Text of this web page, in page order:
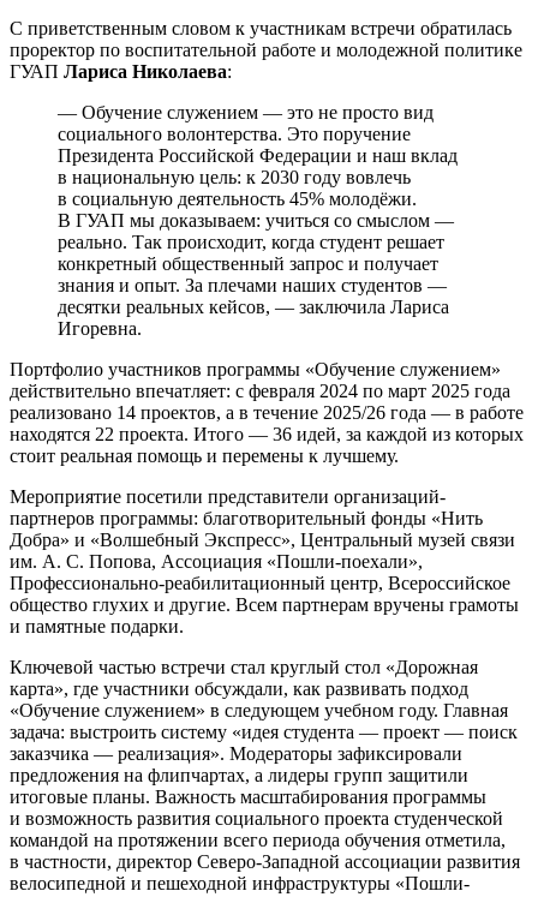
С приветственным словом к участникам встречи обратилась
проректор по воспитательной работе и молодежной политике
ГУАП Лариса Николаева:
— Обучение служением — это не просто вид
социального волонтерства. Это поручение
Президента Российской Федерации и наш вклад
в национальную цель: к 2030 году вовлечь
в социальную деятельность 45% молодёжи.
В ГУАП мы доказываем: учиться со смыслом —
реально. Так происходит, когда студент решает
конкретный общественный запрос и получает
знания и опыт. За плечами наших студентов —
десятки реальных кейсов, — заключила Лариса
Игоревна.
Портфолио участников программы «Обучение служением»
действительно впечатляет: с февраля 2024 по март 2025 года
реализовано 14 проектов, а в течение 2025/26 года — в работе
находятся 22 проекта. Итого — 36 идей, за каждой из которых
стоит реальная помощь и перемены к лучшему.
Мероприятие посетили представители организаций-
партнеров программы: благотворительный фонды «Нить
Добра» и «Волшебный Экспресс», Центральный музей связи
им. А. С. Попова, Ассоциация «Пошли-поехали»,
Профессионально-реабилитационный центр, Всероссийское
общество глухих и другие. Всем партнерам вручены грамоты
и памятные подарки.
Ключевой частью встречи стал круглый стол «Дорожная
карта», где участники обсуждали, как развивать подход
«Обучение служением» в следующем учебном году. Главная
задача: выстроить систему «идея студента — проект — поиск
заказчика — реализация». Модераторы зафиксировали
предложения на флипчартах, а лидеры групп защитили
итоговые планы. Важность масштабирования программы
и возможность развития социального проекта студенческой
командой на протяжении всего периода обучения отметила,
в частности, директор Северо-Западной ассоциации развития
велосипедной и пешеходной инфраструктуры «Пошли-